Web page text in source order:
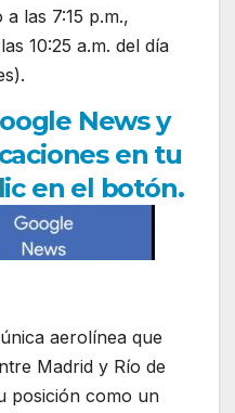
las 7:15 p.m.,
10:25 a.m. del día
News y
en tu
en el botón.
aerolínea que
Madrid y Río de
posición como un